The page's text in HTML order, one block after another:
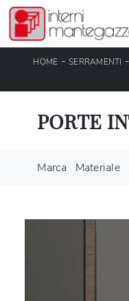
HOME -SERRAMENTI -
PORTE
Marca Materiale